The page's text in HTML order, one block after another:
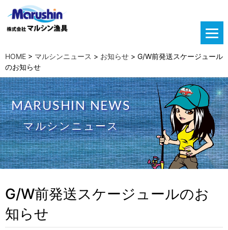
HOME > マルシンニュース > お知らせ > G/W前発送スケージュール
のお知らせ
MARUSHIN NEWS
マルシンニュース
G/W前発送スケージュールのお
知らせ